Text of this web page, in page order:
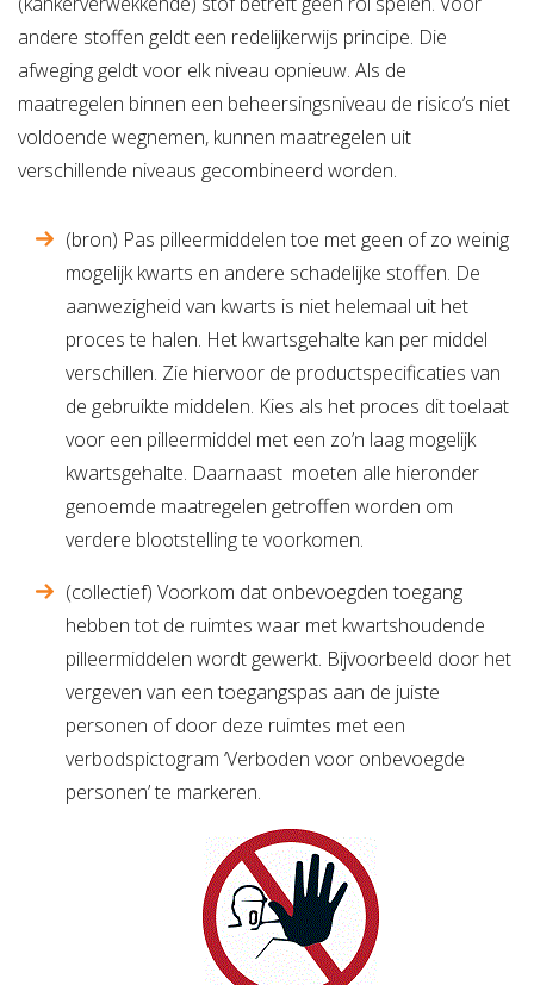
andere stoffen geldt een redelijkerwijs principe. Die
afweging geldt voor elk niveau opnieuw. Als de
maatregelen binnen een beheersingsniveau de risico’s niet
voldoende wegnemen, kunnen maatregelen uit
verschillende niveaus gecombineerd worden.
(bron) Pas pilleermiddelen toe met geen of zo weinig
mogelijk kwarts en andere schadelijke stoffen. De
aanwezigheid van kwarts is niet helemaal uit het
proces te halen. Het kwartsgehalte kan per middel
verschillen. Zie hiervoor de productspecificaties van
de gebruikte middelen. Kies als het proces dit toelaat
voor een pilleermiddel met een zo’n laag mogelijk
kwartsgehalte. Daarnaast moeten alle hieronder
genoemde maatregelen getroffen worden om
verdere blootstelling te voorkomen.
(collectief) Voorkom dat onbevoegden toegang
hebben tot de ruimtes waar met kwartshoudende
pilleermiddelen wordt gewerkt. Bijvoorbeeld door het
vergeven van een toegangspas aan de juiste
personen of door deze ruimtes met een
verbodspictogram ‘Verboden voor onbevoegde
personen’ te markeren.